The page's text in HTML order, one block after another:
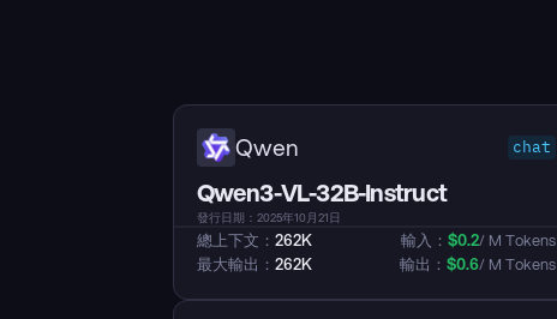
Qwen chat
Qwen3-VL-32B-Instruct
發行日期：2025年10月21日
總上下文： 262K
最大輸出： 262K
輸入： $0.2/ M Tokens
輸出： $0.6/ M Tokens